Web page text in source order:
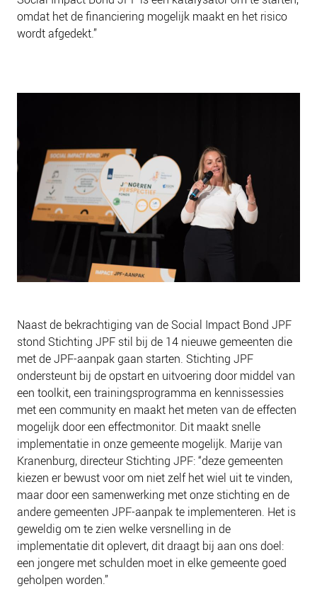
omdat het de financiering mogelijk maakt en het risico
wordt afgedekt.”
Naast de bekrachtiging van de Social Impact Bond JPF
stond Stichting JPF stil bij de 14 nieuwe gemeenten die
met de JPF-aanpak gaan starten. Stichting JPF
ondersteunt bij de opstart en uitvoering door middel van
een toolkit, een trainingsprogramma en kennissessies
met een community en maakt het meten van de effecten
mogelijk door een effectmonitor. Dit maakt snelle
implementatie in onze gemeente mogelijk. Marije van
Kranenburg, directeur Stichting JPF: “deze gemeenten
kiezen er bewust voor om niet zelf het wiel uit te vinden,
maar door een samenwerking met onze stichting en de
andere gemeenten JPF-aanpak te implementeren. Het is
geweldig om te zien welke versnelling in de
implementatie dit oplevert, dit draagt bij aan ons doel:
een jongere met schulden moet in elke gemeente goed
geholpen worden.”